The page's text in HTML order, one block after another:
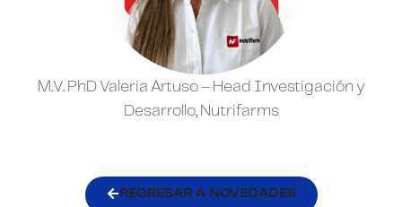
M.V. PhD Valeria Artuso – Head Investigación y
Desarrollo, Nutrifarms
REGRESAR A NOVEDADES